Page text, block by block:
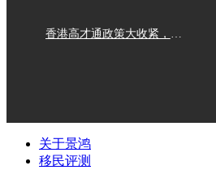
关于景鸿
移民评测